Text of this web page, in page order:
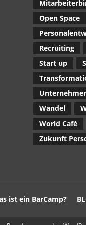
Open Space
Recruiting
Start up
Wandel
World Café
Zukunft
ist ein BarCamp?